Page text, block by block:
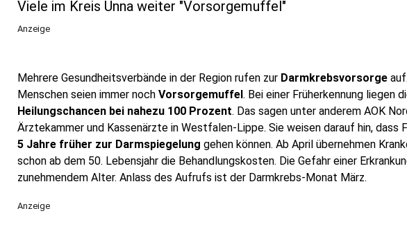
Viele im Kreis Unna weiter "Vorsorgemuffel"
Anzeige
Mehrere Gesundheitsverbände in der Region rufen zur Darmkrebsvorsorge
Menschen seien immer noch Vorsorgemuffel. Bei einer Früherkennung liegen
Heilungschancen bei nahezu 100 Prozent. Das sagen unter anderem AOK
Ärztekammer und Kassenärzte in Westfalen-Lippe. Sie weisen darauf hin, dass
5 Jahre früher zur Darmspiegelung gehen können. Ab April übernehmen
schon ab dem 50. Lebensjahr die Behandlungskosten. Die Gefahr einer
zunehmendem Alter. Anlass des Aufrufs ist der Darmkrebs-Monat März.
Anzeige